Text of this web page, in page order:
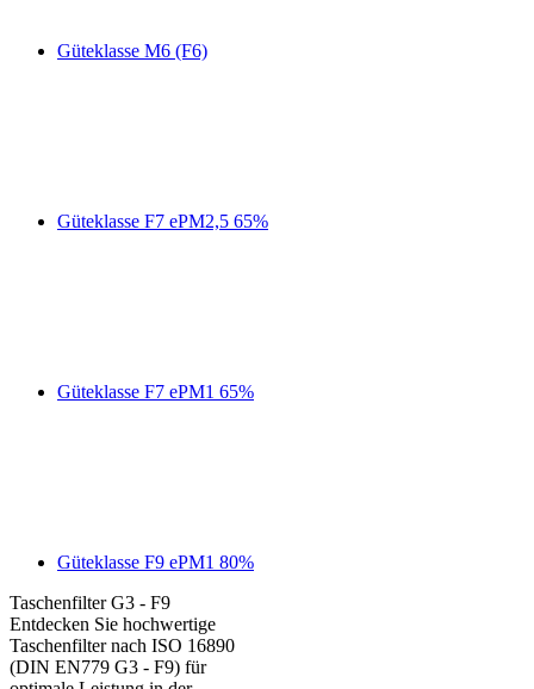
Güteklasse M6 (F6)
Güteklasse F7 ePM2,5 65%
Güteklasse F7 ePM1 65%
Güteklasse F9 ePM1 80%
Taschenfilter G3 - F9
Entdecken Sie hochwertige
Taschenfilter nach ISO 16890
(DIN EN779 G3 - F9) für